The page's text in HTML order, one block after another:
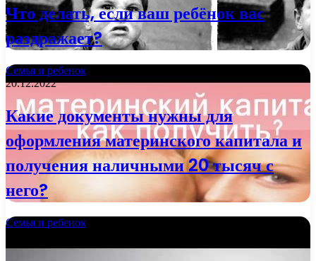
Что делать, если ваш ребёнок вас
раздражает?
Семья и ребенок
20.12.2022
Какие документы нужны для
оформления материнского капитала и
получения наличными 20 тысяч с
него?
Семья и ребенок